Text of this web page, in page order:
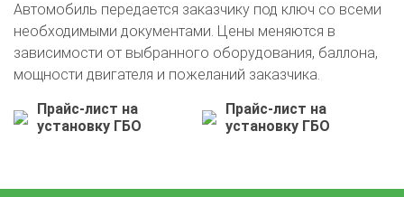
О автосервисе
Отзывы клиентов
Автомобиль передается заказчику под ключ со всеми
необходимыми документами. Цены меняются в
зависимости от выбранного оборудования, баллона,
мощности двигателя и пожеланий заказчика.
Прайс-лист на
установку ГБО
Прайс-лист на
установку ГБО